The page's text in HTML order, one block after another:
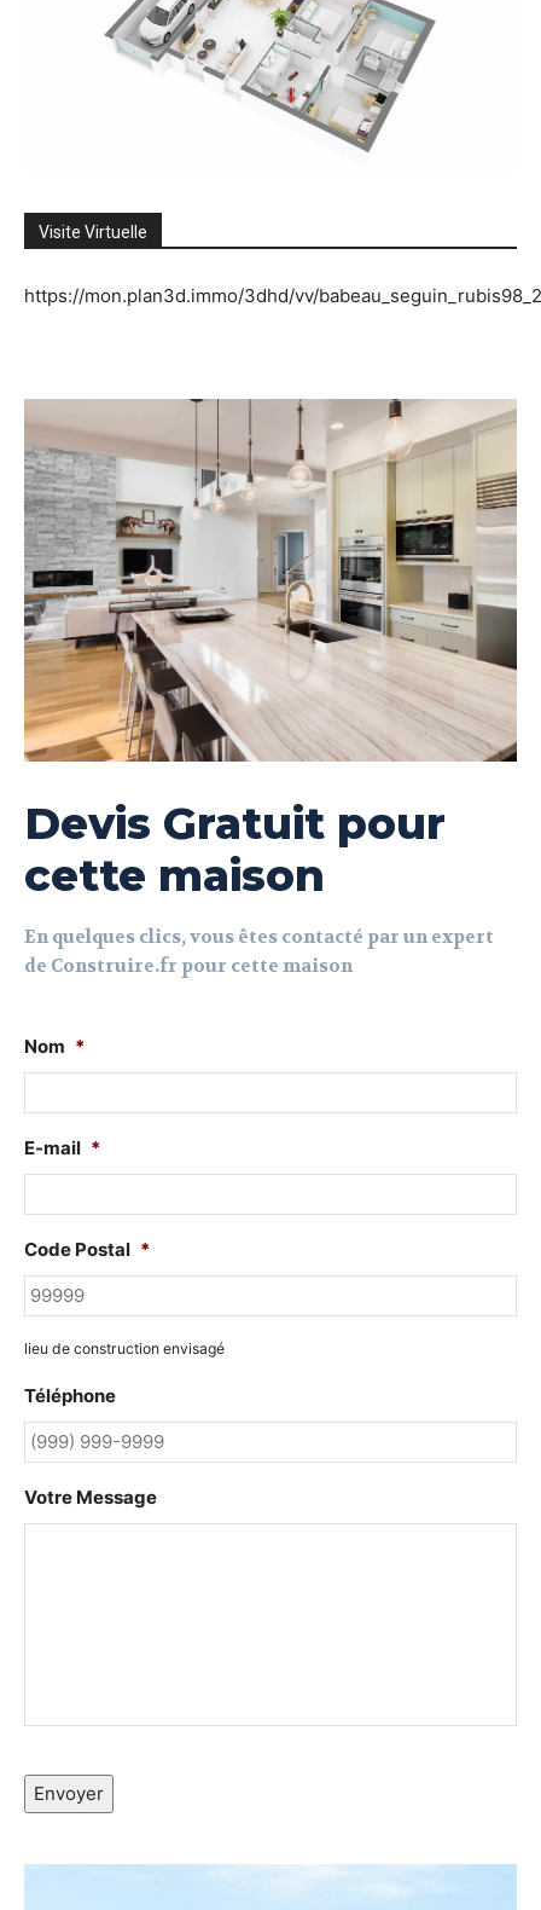
Visite Virtuelle
https://mon.plan3d.immo/3dhd/vv/
Devis Gratuit pour
cette maison
En quelques clics, vous êtes contacté par un expert
de Construire.fr pour cette maison
Nom *
E-mail *
Code Postal *
lieu de construction envisagé
Téléphone
Votre Message
Envoyer